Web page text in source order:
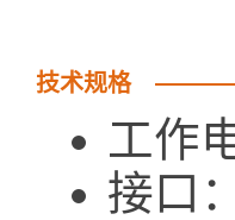
技术规格
工作
接口